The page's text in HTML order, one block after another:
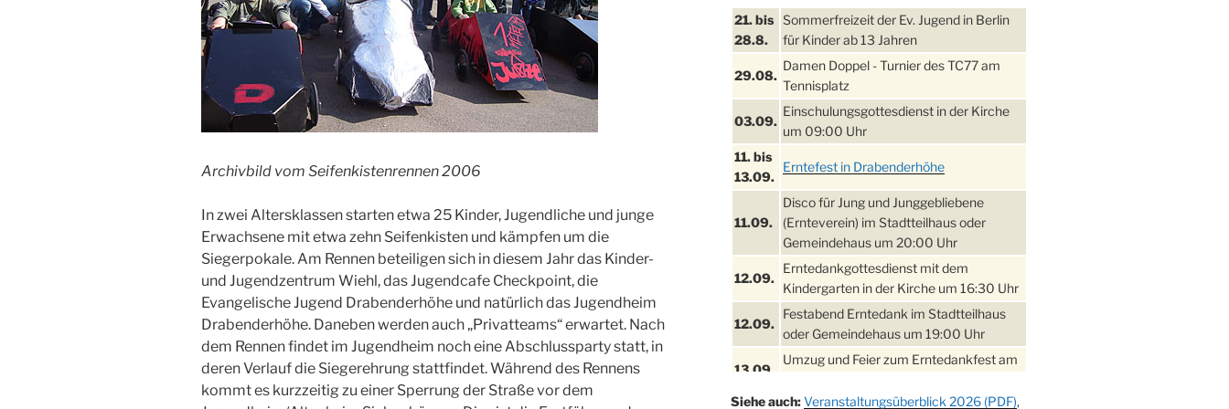
Archivbild vom Seifenkistenrennen 2006
In zwei Altersklassen starten etwa 25 Kinder, Jugendliche und junge
Erwachsene mit etwa zehn Seifenkisten und kämpfen um die
Siegerpokale. Am Rennen beteiligen sich in diesem Jahr das Kinder-
und Jugendzentrum Wiehl, das Jugendcafe Checkpoint, die
Evangelische Jugend Drabenderhöhe und natürlich das Jugendheim
Drabenderhöhe. Daneben werden auch „Privatteams“ erwartet. Nach
dem Rennen findet im Jugendheim noch eine Abschlussparty statt, in
deren Verlauf die Siegerehrung stattfindet. Während des Rennens
kommt es kurzzeitig zu einer Sperrung der Straße vor dem
21. bis
28.8.
Sommerfreizeit der Ev. Jugend in Berlin
für Kinder ab 13 Jahren
29.08.
Damen Doppel - Turnier des TC77 am
Tennisplatz
03.09.
Einschulungsgottesdienst in der Kirche
um 09:00 Uhr
11. bis
13.09.
Erntefest in Drabenderhöhe
11.09.
Disco für Jung und Junggebliebene
(Ernteverein) im Stadtteilhaus oder
Gemeindehaus um 20:00 Uhr
12.09.
Erntedankgottesdienst mit dem
Kindergarten in der Kirche um 16:30 Uhr
12.09.
Festabend Erntedank im Stadtteilhaus
oder Gemeindehaus um 19:00 Uhr
13.09.
Umzug und Feier zum Erntedankfest am
Schlagerabend im Stadtteilhaus
Siehe auch: Veranstaltungsüberblick 2026 (PDF),